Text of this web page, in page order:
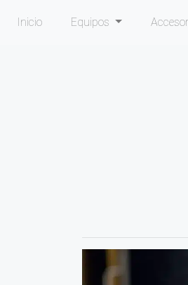
Inicio Equipos